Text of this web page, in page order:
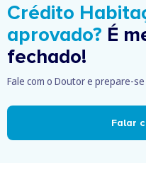
Crédito
aprovado? É
fechado!
Fale com o Doutor e prepare-
Falar